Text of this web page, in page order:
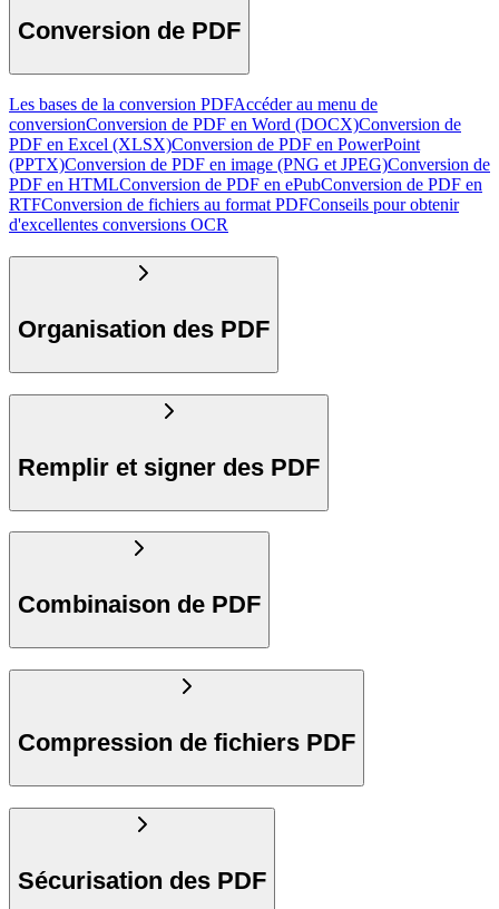
Conversion de PDF
Les bases de la conversion PDFAccéder au menu de
conversionConversion de PDF en Word (DOCX)Conversion de
PDF en Excel (XLSX)Conversion de PDF en PowerPoint
(PPTX)Conversion de PDF en image (PNG et JPEG)Conversion de
PDF en HTMLConversion de PDF en ePubConversion de PDF en
RTFConversion de fichiers au format PDFConseils pour obtenir
d'excellentes conversions OCR
Organisation des PDF
Remplir et signer des PDF
Combinaison de PDF
Compression de fichiers PDF
Sécurisation des PDF